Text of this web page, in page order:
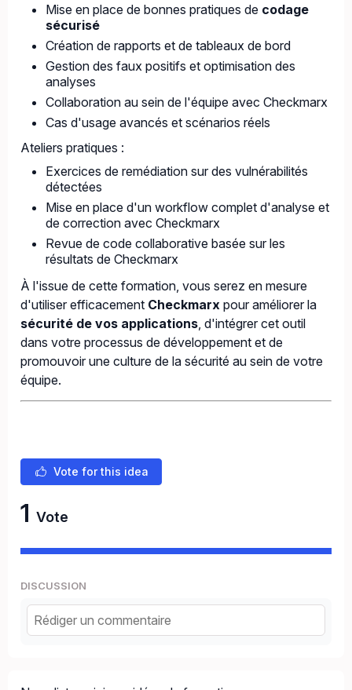
Mise en place de bonnes pratiques de codage
sécurisé
Création de rapports et de tableaux de bord
Gestion des faux positifs et optimisation des
analyses
Collaboration au sein de l'équipe avec Checkmarx
Cas d'usage avancés et scénarios réels
Ateliers pratiques :
Exercices de remédiation sur des vulnérabilités
détectées
Mise en place d'un workflow complet d'analyse et
de correction avec Checkmarx
Revue de code collaborative basée sur les
résultats de Checkmarx
À l'issue de cette formation, vous serez en mesure
d'utiliser efficacement Checkmarx pour améliorer la
sécurité de vos applications, d'intégrer cet outil
dans votre processus de développement et de
promouvoir une culture de la sécurité au sein de votre
équipe.
Vote for this idea
1 Vote
DISCUSSION